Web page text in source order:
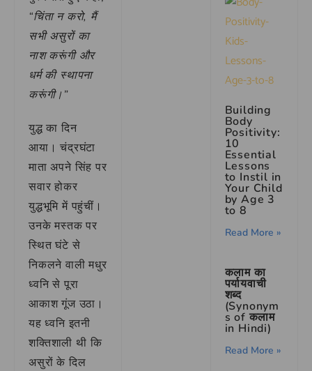
“चिंता न करो, मैं
सभी असुरों का
नाश करूंगी और
धर्म की स्थापना
करूंगी।”
युद्ध का दिन
आया। चंद्रघंटा
माता अपने सिंह पर
सवार होकर
युद्धभूमि में पहुंचीं।
उनके मस्तक पर
स्थित घंटे से
निकलने वाली मधुर
ध्वनि से पूरा
आकाश गूंज उठा।
यह ध्वनि इतनी
शक्तिशाली थी कि
असुरों के दिल
Building
Body
Positivity:
10
Essential
Lessons
to Instil in
Your Child
by Age 3
to 8
Read More »
कलाम का
पर्यायवाची
शब्द
(Synonym
s of कलाम
in Hindi)
Read More »